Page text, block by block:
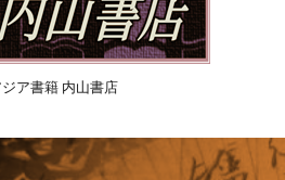
ア書籍 内山書店